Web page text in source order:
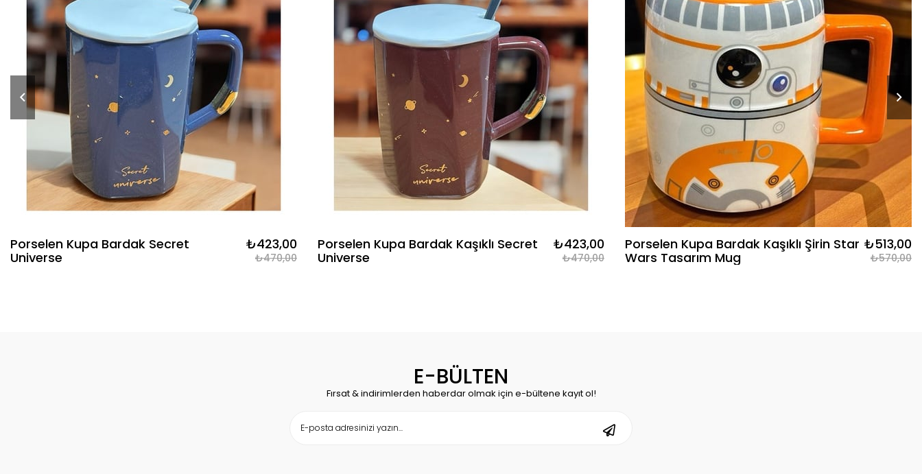
Porselen Kupa Bardak Secret
Universe
₺423,00
₺470,00
Porselen Kupa Bardak Kaşıklı Secret
Universe
₺423,00
₺470,00
Porselen Kupa Bardak Kaşıklı Şirin Star
Wars Tasarım Mug
₺513,00
₺570,00
E-BÜLTEN
Fırsat & indirimlerden haberdar olmak için e-bültene kayıt ol!